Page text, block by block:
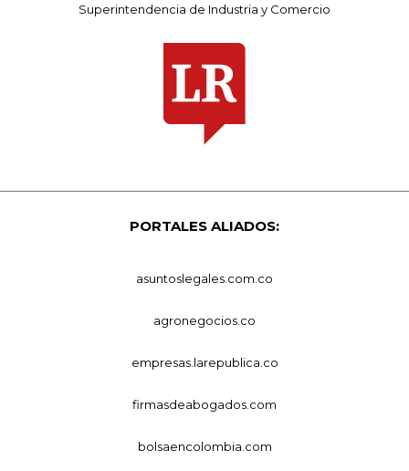
Superintendencia de Industria y Comercio
PORTALES ALIADOS:
asuntoslegales.com.co
agronegocios.co
empresas.larepublica.co
firmasdeabogados.com
bolsaencolombia.com